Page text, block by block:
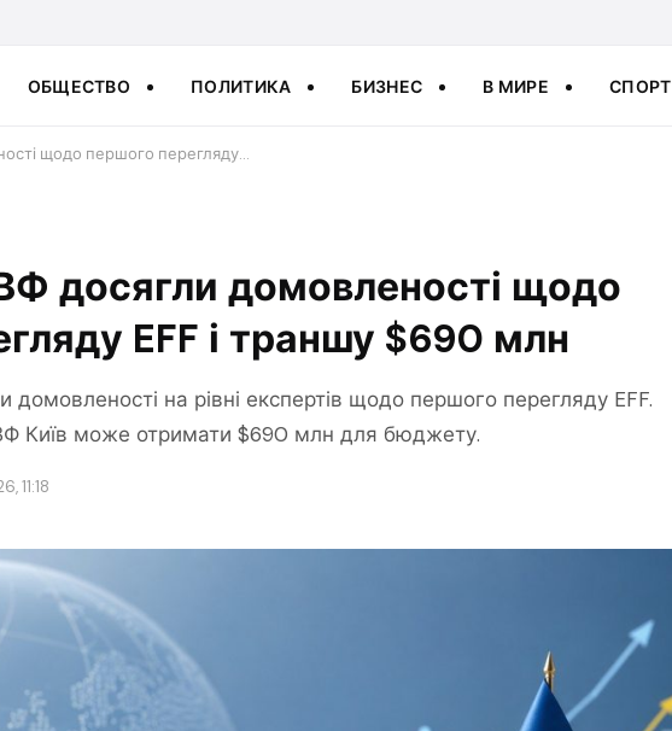
ОБЩЕСТВО ПОЛИТИКА БИЗНЕС В МИРЕ СПОРТ
щодо першого перегляду…
досягли домовленості щодо
EFF і траншу $690 млн
домовленості на рівні експертів щодо першого перегляду EFF.
Київ може отримати $690 млн для бюджету.
11:18